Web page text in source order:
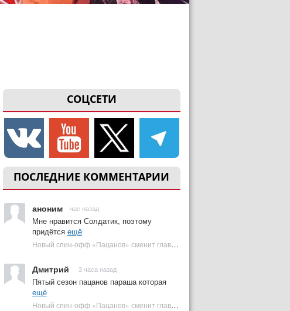
СОЦСЕТИ
ПОСЛЕДНИЕ КОММЕНТАРИИ
аноним час назад
Мне нравится Солдатик, поэтому
придётся ещё
Новый спин-офф «Пацанов» сменит главного героя | Plugged In Ru
Дмитрий 3 часа назад
Пятый сезон пацанов параша которая
ещё
Новый спин-офф «Пацанов» сменит главного героя | Plugged In Ru